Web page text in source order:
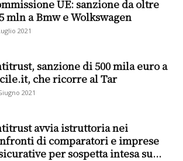
UE: sanzione da oltre
mln a Bmw e Wolkswagen
2021
sanzione di 500 mila euro a
che ricorre al Tar
2021
avvia istruttoria nei
di comparatori e imprese
per sospetta intesa su...